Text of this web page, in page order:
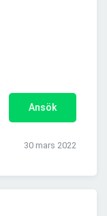
Ansök
30 mars 2022